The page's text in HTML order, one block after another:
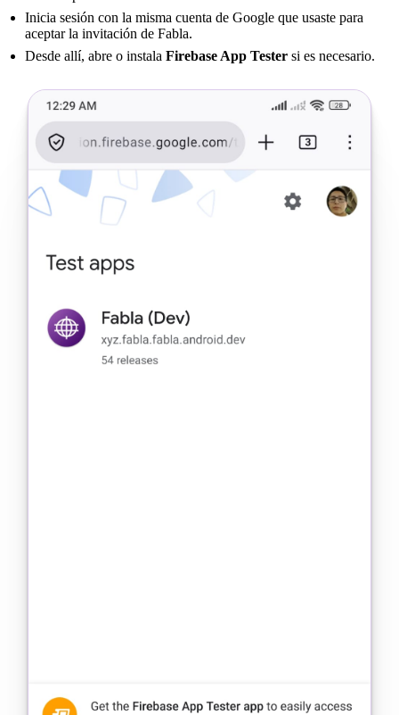
Inicia sesión con la misma cuenta de Google que usaste para
aceptar la invitación de Fabla.
Desde allí, abre o instala Firebase App Tester si es necesario.